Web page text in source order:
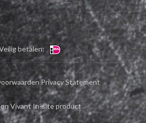
betalen:
Privacy Statement
Vivant In-site product